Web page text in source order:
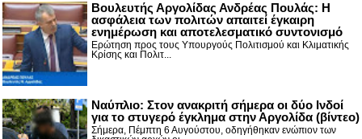
Βουλευτής Αργολίδας Ανδρέας Πουλάς: Η
ασφάλεια των πολιτών απαιτεί έγκαιρη
ενημέρωση και αποτελεσματικό συντονισμό
Ερώτηση προς τους Υπουργούς Πολιτισμού και Κλιματικής
Κρίσης και Πολιτ...
Nαύπλιο: Στον ανακριτή σήμερα οι δύο Ινδοί
για το στυγερό έγκλημα στην Αργολίδα (βίντεο)
Σήμερα, Πέμπτη 6 Αυγούστου, οδηγήθηκαν ενώπιον των